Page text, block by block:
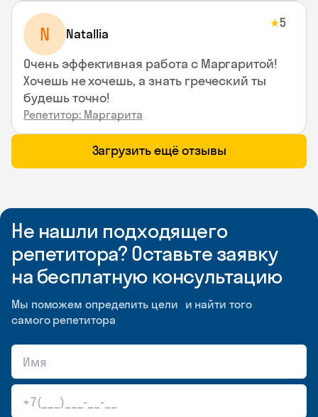
N Natallia
★5
Очень эффективная работа с Маргаритой!
Хочешь не хочешь, а знать греческий ты
будешь точно!
Репетитор: Маргарита
Загрузить ещё отзывы
Не нашли подходящего
репетитора? Оставьте заявку
на бесплатную консультацию
Мы поможем определить цели и найти того
самого репетитора